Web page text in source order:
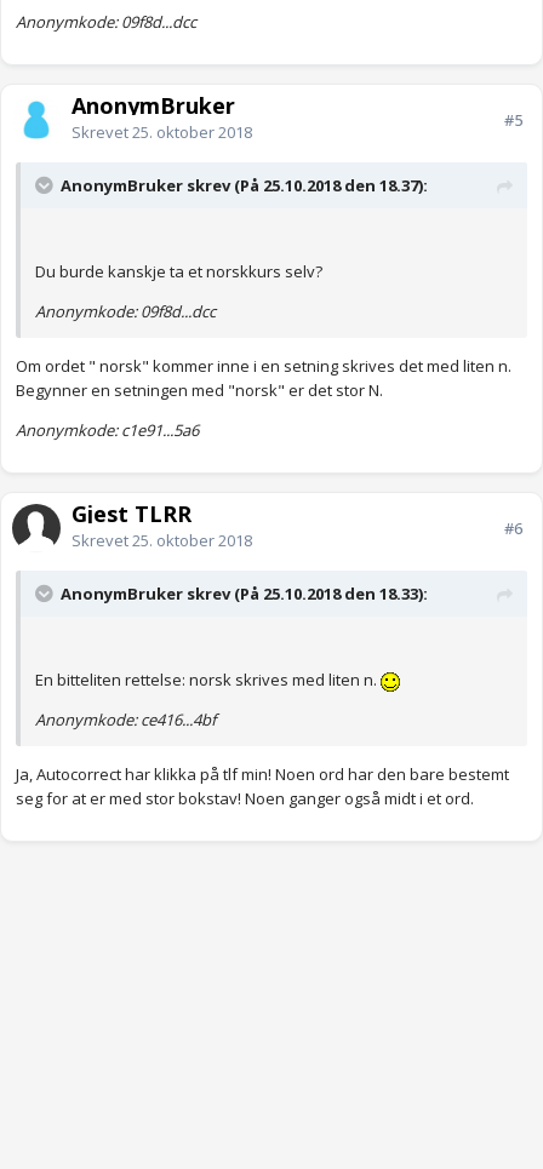
Anonymkode: 09f8d...dcc
AnonymBruker
Skrevet25. oktober 2018
#5
AnonymBruker skrev (På 25.10.2018 den 18.37):
Du burde kanskje ta et norskkurs selv?
Anonymkode: 09f8d...dcc
Om ordet " norsk" kommer inne i en setning skrives det med liten n.
Begynner en setningen med "norsk" er det stor N.
Anonymkode: c1e91...5a6
Gjest TLRR
Skrevet25. oktober 2018
#6
AnonymBruker skrev (På 25.10.2018 den 18.33):
En bitteliten rettelse: norsk skrives med liten n.
Anonymkode: ce416...4bf
Ja, Autocorrect har klikka på tlf min! Noen ord har den bare bestemt
seg for at er med stor bokstav! Noen ganger også midt i et ord.